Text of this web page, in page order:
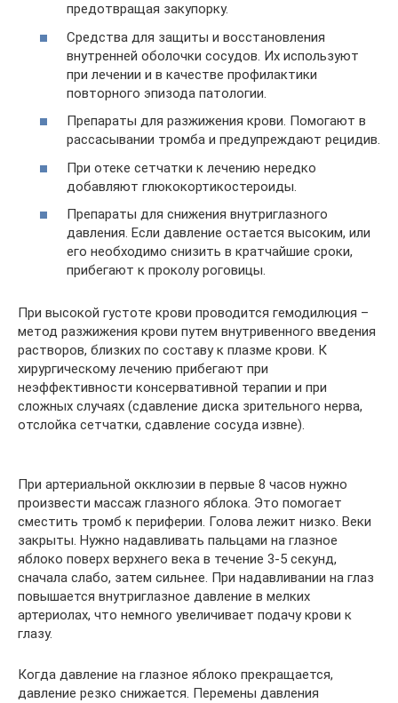
предотвращая закупорку.
Средства для защиты и восстановления
внутренней оболочки сосудов. Их используют
при лечении и в качестве профилактики
повторного эпизода патологии.
Препараты для разжижения крови. Помогают в
рассасывании тромба и предупреждают рецидив.
При отеке сетчатки к лечению нередко
добавляют глюкокортикостероиды.
Препараты для снижения внутриглазного
давления. Если давление остается высоким, или
его необходимо снизить в кратчайшие сроки,
прибегают к проколу роговицы.
При высокой густоте крови проводится гемодилюция –
метод разжижения крови путем внутривенного введения
растворов, близких по составу к плазме крови. К
хирургическому лечению прибегают при
неэффективности консервативной терапии и при
сложных случаях (сдавление диска зрительного нерва,
отслойка сетчатки, сдавление сосуда извне).
При артериальной окклюзии в первые 8 часов нужно
произвести массаж глазного яблока. Это помогает
сместить тромб к периферии. Голова лежит низко. Веки
закрыты. Нужно надавливать пальцами на глазное
яблоко поверх верхнего века в течение 3-5 секунд,
сначала слабо, затем сильнее. При надавливании на глаз
повышается внутриглазное давление в мелких
артериолах, что немного увеличивает подачу крови к
глазу.
Когда давление на глазное яблоко прекращается,
давление резко снижается. Перемены давления